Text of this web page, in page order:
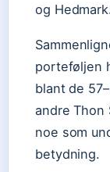
og Hedmark.
porteføljen
blant de
andre Thon
noe som
betydning.